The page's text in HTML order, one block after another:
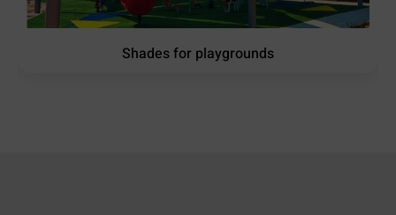
Shades for playgrounds